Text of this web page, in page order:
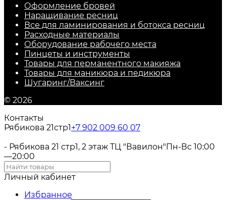
Оформление бровей
Наращивание ресниц
Все для ламинирования и ботокса ресниц
Расходные материалы
Оборудование рабочего места
Пинцеты и инструменты
Товары для перманентного макияжа
Товары для маникюра и педикюра
Шугаринг/Ваксинг
© 2026
Контакты
Рябикова 21стр1+7 902 009 60 07
- Рябикова 21 стр1, 2 этаж ТЦ "Вавилон"Пн-Вс 10:00
—20:00
Личный кабинет
Избранное